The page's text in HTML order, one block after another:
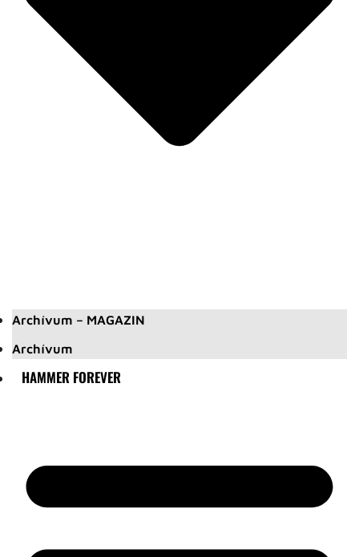
Archívum – MAGAZIN
Archívum
HAMMER FOREVER